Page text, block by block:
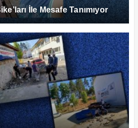
İle Mesafe Tanımıyor